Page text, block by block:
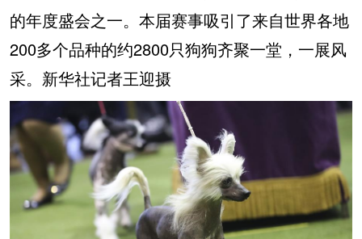
的年度盛会之一。本届赛事吸引了来自世界各地
200多个品种的约2800只狗狗齐聚一堂，一展风
采。新华社记者王迎摄